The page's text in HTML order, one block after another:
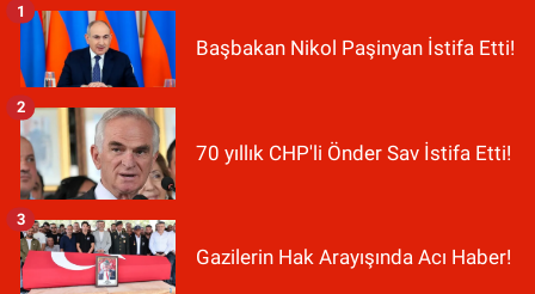
Başbakan Nikol Paşinyan İstifa Etti!
1
70 yıllık CHP'li Önder Sav İstifa Etti!
2
Gazilerin Hak Arayışında Acı Haber!
3